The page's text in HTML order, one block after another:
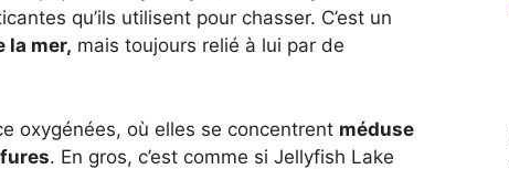
qu’ils utilisent pour chasser. C’est un
la mer, mais toujours relié à lui par de
oxygénées, où elles se concentrent méduse
. En gros, c’est comme si Jellyfish Lake